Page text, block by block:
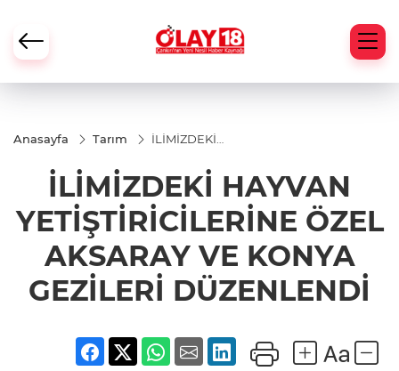
Anasayfa Tarım
İLİMİZDEKİ
YETİŞTİRİCİLERİNE
ÖZEL AKSARAY VE
KONYA GEZİLERİ
DÜZENLENDİ
İLİMİZDEKİ HAYVAN
YETİŞTİRİCİLERİNE ÖZEL
AKSARAY VE KONYA
GEZİLERİ DÜZENLENDİ